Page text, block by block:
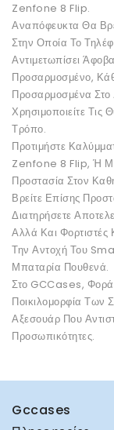
Zenfone 8 Flip.
Αναπόφευκτα Θα
Στην Οποία Το
Αντιμετωπίσει
Προσαρμοσμένο,
Προσαρμοσμένα
Χρησιμοποιείτε Τις
Τρόπο.
Προτιμήστε
Zenfone 8 Flip, Ή
Προστασία Στον
Βρείτε Επίσης
Διατηρήσετε
Αλλά Και Φορτιστές
Την Αντοχή Του
Μπαταρία Πουθενά.
Στο GCCases,
Ποικιλομορφία Των
Αξεσουάρ Που
Προσωπικότητες.
Gccases